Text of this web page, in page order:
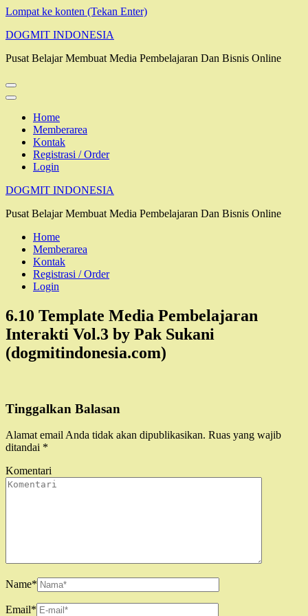
Lompat ke konten (Tekan Enter)
DOGMIT INDONESIA
Pusat Belajar Membuat Media Pembelajaran Dan Bisnis Online
Home
Memberarea
Kontak
Registrasi / Order
Login
DOGMIT INDONESIA
Pusat Belajar Membuat Media Pembelajaran Dan Bisnis Online
Home
Memberarea
Kontak
Registrasi / Order
Login
6.10 Template Media Pembelajaran
Interakti Vol.3 by Pak Sukani
(dogmitindonesia.com)
Tinggalkan Balasan
Alamat email Anda tidak akan dipublikasikan. Ruas yang wajib
ditandai *
Komentari
Name*
Email*